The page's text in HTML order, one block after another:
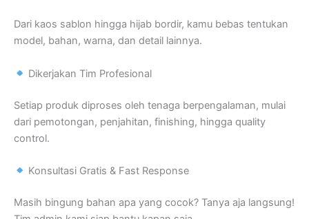
Dari kaos sablon hingga hijab bordir, kamu bebas tentukan
model, bahan, warna, dan detail lainnya.
Dikerjakan Tim Profesional
Setiap produk diproses oleh tenaga berpengalaman, mulai
dari pemotongan, penjahitan, finishing, hingga quality
control.
Konsultasi Gratis & Fast Response
Masih bingung bahan apa yang cocok? Tanya aja langsung!